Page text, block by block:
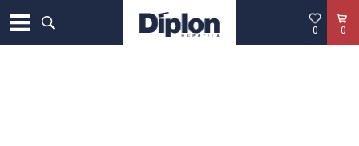
0
0